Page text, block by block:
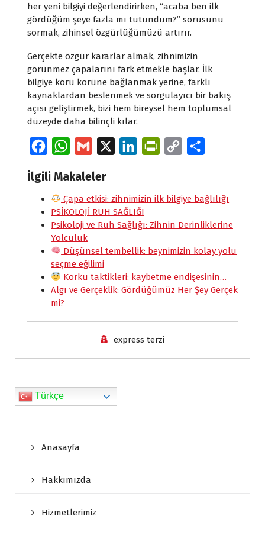
her yeni bilgiyi değerlendirirken, “acaba ben ilk
gördüğüm şeye fazla mı tutundum?” sorusunu
sormak, zihinsel özgürlüğümüzü artırır.
Gerçekte özgür kararlar almak, zihnimizin
görünmez çapalarını fark etmekle başlar. İlk
bilgiye körü körüne bağlanmak yerine, farklı
kaynaklardan beslenmek ve sorgulayıcı bir bakış
açısı geliştirmek, bizi hem bireysel hem toplumsal
düzeyde daha bilinçli kılar.
c
e
b
o
o
k
W
a
t
s
A
p
p
a
i
l
k
e
I
n
r
e
d
l
y
y
n
r
İlgili Makaleler
Çapa etkisi: zihnimizin ilk bilgiye bağlılığı
PSİKOLOJİ RUH SAĞLIĞI
Psikoloji ve Ruh Sağlığı: Zihnin Derinliklerine
Yolculuk
Düşünsel tembellik: beynimizin kolay yolu
seçme eğilimi
Korku taktikleri: kaybetme endişesinin…
Algı ve Gerçeklik: Gördüğümüz Her Şey Gerçek
mi?
express terzi
Türkçe
Anasayfa
Hakkımızda
Hizmetlerimiz